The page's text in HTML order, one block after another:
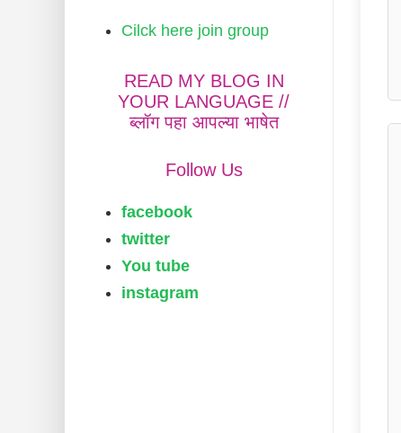
Cilck here join group
READ MY BLOG IN
YOUR LANGUAGE //
ब्लॉग पहा आपल्या भाषेत
Follow Us
facebook
twitter
You tube
instagram